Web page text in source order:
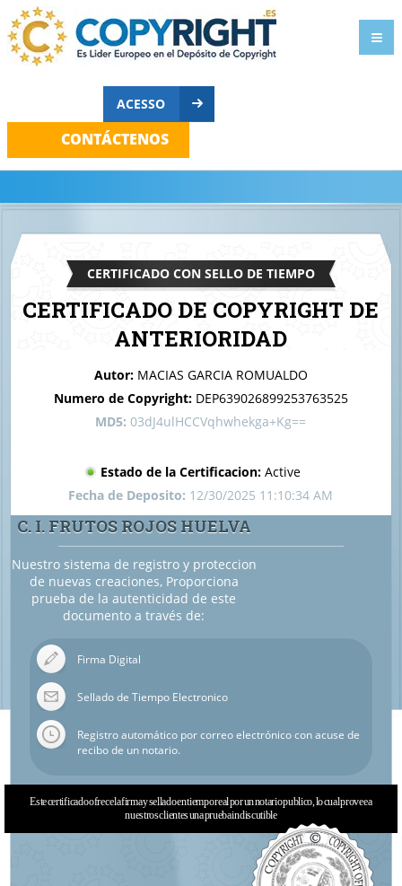
ACESSO
CONTÁCTENOS
CERTIFICADO CON SELLO DE TIEMPO
CERTIFICADO DE COPYRIGHT DE
ANTERIORIDAD
cifrutosrojos
Autor: MACIAS GARCIA ROMUALDO
Numero de Copyright: DEP639026899253763525
MD5: 03dJ4ulHCCVqhwhekga+Kg==
Estado de la Certificacion: Active
Fecha de Deposito: 12/30/2025 11:10:34 AM
C. I. FRUTOS ROJOS HUELVA
Nuestro sistema de registro y proteccion
de nuevas creaciones, Proporciona
prueba de la autenticidad de este
documento a través de:
Firma Digital
Sellado de Tiempo Electronico
Registro automático por correo electrónico con acuse de
recibo de un notario.
Este certificado ofrece la firma y sellado en tiempo real por un notario publico, lo cual provee a
nuestros clientes una prueba indiscutible